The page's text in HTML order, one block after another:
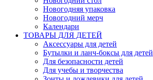
Новогодняя упаковка
Новогодний мерч
Календари
ТОВАРЫ ДЛЯ ДЕТЕЙ
Аксессуары для детей
Бутылки и ланч-боксы для детей
Для безопасности детей
Для учебы и творчества